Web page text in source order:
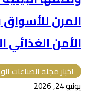
المرن
الأمن
اخبار مجلة الصناعات
يونيو 24, 2026